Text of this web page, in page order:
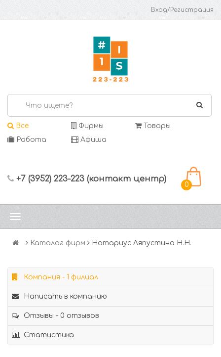
Вход/Регистрация
Все Фирмы
Товары
Работа
Афиша
+7 (3952) 223-223 (контакт центр)
0
Каталог фирм Нотариус Ляпустина Н.Н.
Компания - 1 филиал
Написать в компанию
Отзывы - 0 отзывов
Статистика